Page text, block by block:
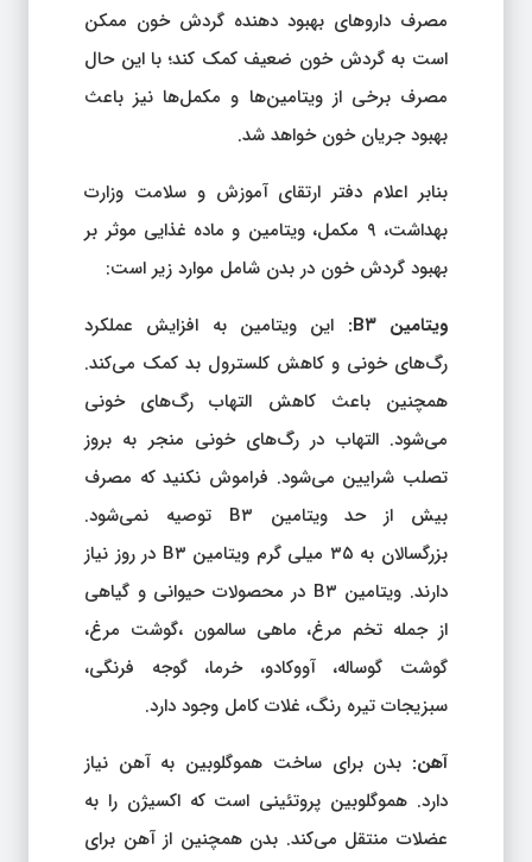
مصرف داروهای بهبود دهنده گردش خون ممکن
است به گردش خون ضعیف کمک کند؛ با این حال
مصرف برخی از ویتامین‌ها و مکمل‌ها نیز باعث
بهبود جریان خون خواهد شد.
بنابر اعلام دفتر ارتقای آموزش و سلامت وزارت
بهداشت، ۹ مکمل، ویتامین و ماده غذایی موثر بر
بهبود گردش خون در بدن شامل موارد زیر است:
ویتامین B۳:
این ویتامین به افزایش عملکرد
رگ‌های خونی و کاهش کلسترول بد کمک می‌کند.
همچنین باعث کاهش التهاب رگ‌های خونی
می‌شود. التهاب در رگ‌های خونی منجر به بروز
تصلب شرایین می‌شود. فراموش نکنید که مصرف
بیش از حد ویتامین B۳ توصیه نمی‌شود.
بزرگسالان به ۳۵ میلی گرم ویتامین B۳ در روز نیاز
دارند. ویتامین B۳ در محصولات حیوانی و گیاهی
از جمله تخم مرغ، ماهی سالمون ،گوشت مرغ،
گوشت گوساله، آووکادو، خرما، گوجه فرنگی،
سبزیجات تیره رنگ، غلات کامل وجود دارد.
آهن: بدن برای ساخت هموگلوبین به آهن نیاز
دارد. هموگلوبین پروتئینی است که اکسیژن را به
عضلات منتقل می‌کند. بدن همچنین از آهن برای